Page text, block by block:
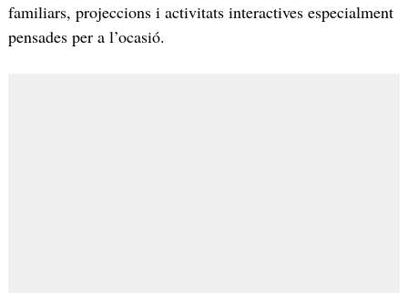
familiars, projeccions i activitats interactives especialment
pensades per a l’ocasió.